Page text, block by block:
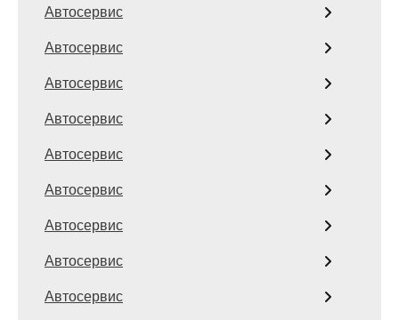
Автосервис
Автосервис
Автосервис
Автосервис
Автосервис
Автосервис
Автосервис
Автосервис
Автосервис